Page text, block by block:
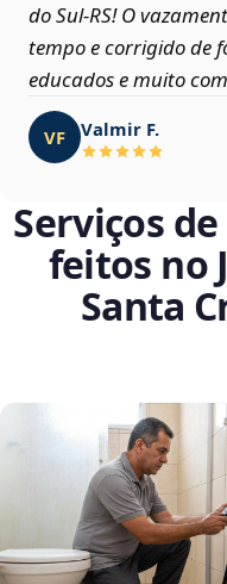
do Sul‑RS! O
tempo e corrigido de
educados e muito
VF Valmir F.
Serviços
feitos no
Santa